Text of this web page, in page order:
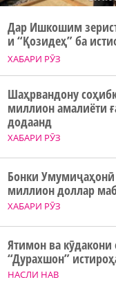
ХАБАРИ РӮЗ
Дар Ишкошим
и “Қозидеҳ” ба
ХАБАРИ РӮЗ
Шаҳрвандону
миллион амалиёти
додаанд
ХАБАРИ РӮЗ
Бонки Умумиҷаҳонӣ
миллион доллар
НАСЛИ НАВ
Ятимон ва
“Дурахшон”